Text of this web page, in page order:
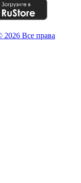
Все права